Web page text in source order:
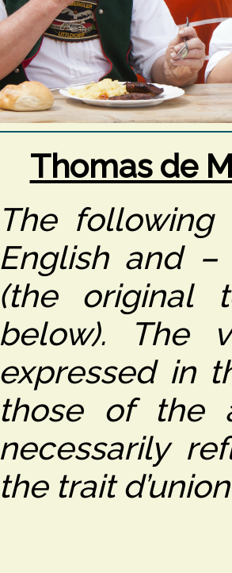
Thomas de
The
English and
(the original
below). The
expressed in
those of the
necessarily
the trait